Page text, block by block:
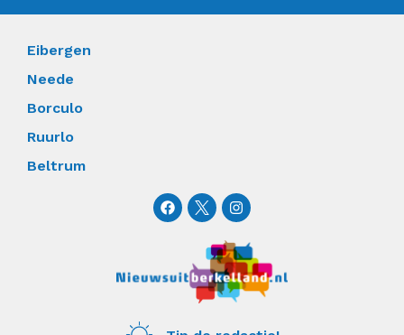
Eibergen
Neede
Borculo
Ruurlo
Beltrum
F
a
o
o
I
n
t
a
g
r
a